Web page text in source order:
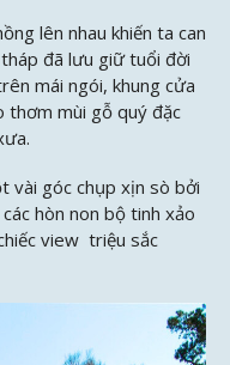
lên nhau khiến ta can
đã lưu giữ tuổi đời
mái ngói, khung cửa
thơm mùi gỗ quý đặc
vài góc chụp xịn sò bởi
hòn non bộ tinh xảo
view triệu sắc